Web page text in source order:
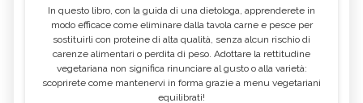
In questo libro, con la guida di una dietologa, apprenderete in
modo efficace come eliminare dalla tavola carne e pesce per
sostituirli con proteine di alta qualità, senza alcun rischio di
carenze alimentari o perdita di peso. Adottare la rettitudine
vegetariana non significa rinunciare al gusto o alla varietà:
scoprirete come mantenervi in forma grazie a menu vegetariani
equilibrati!